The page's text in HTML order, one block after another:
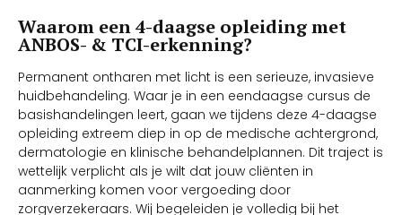
Waarom een 4-daagse opleiding met
ANBOS- & TCI-erkenning?
Permanent ontharen met licht is een serieuze, invasieve
huidbehandeling. Waar je in een eendaagse cursus de
basishandelingen leert, gaan we tijdens deze 4-daagse
opleiding extreem diep in op de medische achtergrond,
dermatologie en klinische behandelplannen. Dit traject is
wettelijk verplicht als je wilt dat jouw cliënten in
aanmerking komen voor vergoeding door
zorgverzekeraars. Wij begeleiden je volledig bij het